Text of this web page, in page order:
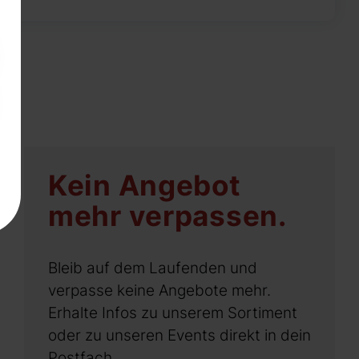
Kein Angebot
mehr verpassen.
Bleib auf dem Laufenden und
verpasse keine Angebote mehr.
Erhalte Infos zu unserem Sortiment
oder zu unseren Events direkt in dein